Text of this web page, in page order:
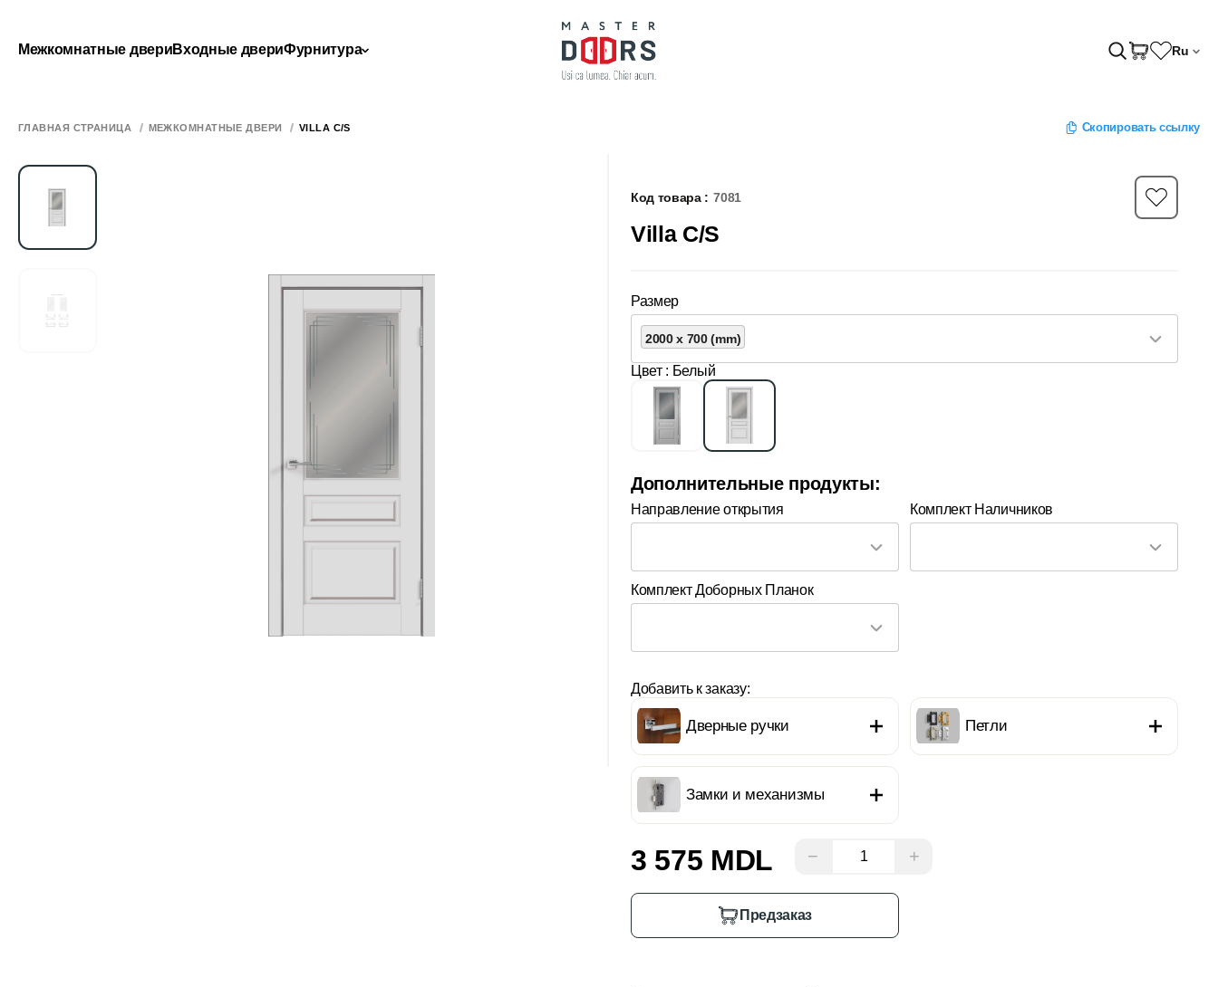
Межкомнатные двериВходные двериФурнитура Ru
ГЛАВНАЯ СТРАНИЦА МЕЖКОМНАТНЫЕ ДВЕРИ VILLA C/S Скопировать ссылку
Код товара : 7081
Villa C/S
Размер
2000 x 700 (mm)
Цвет : Белый
Дополнительные продукты:
Направление открытия Комплект Наличников
Комплект Доборных Планок
Добавить к заказу:
Дверные ручки Петли
Замки и механизмы
3 575 MDL − +
Предзаказ